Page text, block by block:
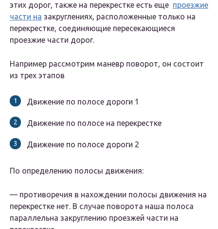
этих дорог, также на перекрестке есть еще проезжие
части на закруглениях, расположенные только на
перекрестке, соединяющие пересекающиеся
проезжие части дорог.
Например рассмотрим маневр поворот, он состоит
из трех этапов
Движение по полосе дороги 1
Движение по полосе на перекрестке
Движение по полосе дороги 2
По определению полосы движения:
— противоречия в нахождении полосы движения на
перекрестке нет. В случае поворота наша полоса
параллельна закруглению проезжей части на